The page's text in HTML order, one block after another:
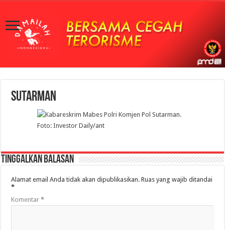
sutarman
Tinggalkan Balasan
Alamat email Anda tidak akan dipublikasikan. Ruas yang wajib ditandai
*
Komentar*